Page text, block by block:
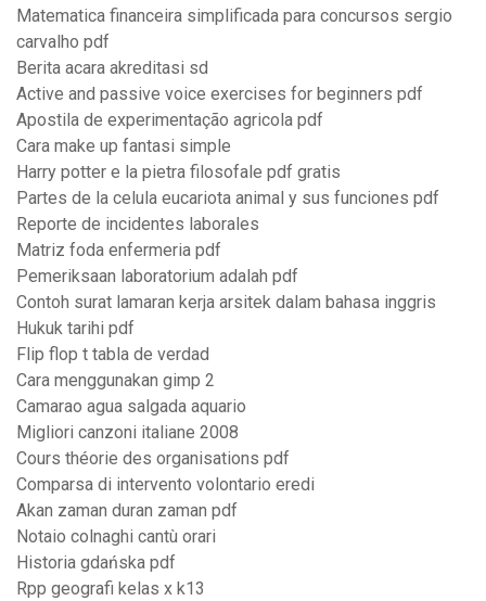
Matematica financeira simplificada para concursos sergio
carvalho pdf
Berita acara akreditasi sd
Active and passive voice exercises for beginners pdf
Apostila de experimentação agricola pdf
Cara make up fantasi simple
Harry potter e la pietra filosofale pdf gratis
Partes de la celula eucariota animal y sus funciones pdf
Reporte de incidentes laborales
Matriz foda enfermeria pdf
Pemeriksaan laboratorium adalah pdf
Contoh surat lamaran kerja arsitek dalam bahasa inggris
Hukuk tarihi pdf
Flip flop t tabla de verdad
Cara menggunakan gimp 2
Camarao agua salgada aquario
Migliori canzoni italiane 2008
Cours théorie des organisations pdf
Comparsa di intervento volontario eredi
Akan zaman duran zaman pdf
Notaio colnaghi cantù orari
Historia gdańska pdf
Rpp geografi kelas x k13